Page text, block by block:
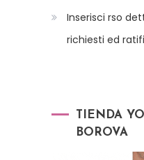
Inserisci rso
richiesti ed
TIENDA
BOROVA